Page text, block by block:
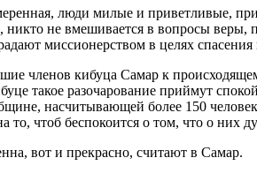
люди милые и приветливые,
никто не вмешивается в вопросы веры,
миссионерством в целях
членов кибуца Самар к
такое разочарование приймут
насчитывающей более 150 человек
то, чтоб беспокоится о том, что о них
вот и прекрасно, считают в Самар.